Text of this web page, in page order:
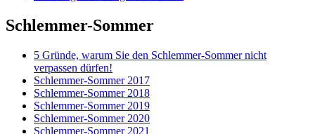
Schlemmer-Sommer
5 Gründe, warum Sie den Schlemmer-Sommer nicht
verpassen dürfen!
Schlemmer-Sommer 2017
Schlemmer-Sommer 2018
Schlemmer-Sommer 2019
Schlemmer-Sommer 2020
Schlemmer-Sommer 2021